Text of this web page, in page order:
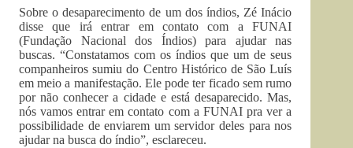
Sobre o desaparecimento de um dos índios, Zé Inácio
disse que irá entrar em contato com a FUNAI
(Fundação Nacional dos Índios) para ajudar nas
buscas. “Constatamos com os índios que um de seus
companheiros sumiu do Centro Histórico de São Luís
em meio a manifestação. Ele pode ter ficado sem rumo
por não conhecer a cidade e está desaparecido. Mas,
nós vamos entrar em contato com a FUNAI pra ver a
possibilidade de enviarem um servidor deles para nos
ajudar na busca do índio”, esclareceu.